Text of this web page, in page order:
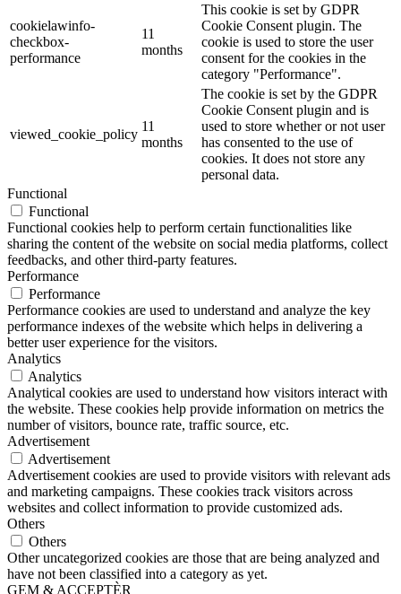
cookielawinfo-
checkbox-
performance
11
months
This cookie is set by GDPR
Cookie Consent plugin. The
cookie is used to store the user
consent for the cookies in the
category "Performance".
viewed_cookie_policy
11
months
The cookie is set by the GDPR
Cookie Consent plugin and is
used to store whether or not user
has consented to the use of
cookies. It does not store any
personal data.
Functional
Functional
Functional cookies help to perform certain functionalities like
sharing the content of the website on social media platforms, collect
feedbacks, and other third-party features.
Performance
Performance
Performance cookies are used to understand and analyze the key
performance indexes of the website which helps in delivering a
better user experience for the visitors.
Analytics
Analytics
Analytical cookies are used to understand how visitors interact with
the website. These cookies help provide information on metrics the
number of visitors, bounce rate, traffic source, etc.
Advertisement
Advertisement
Advertisement cookies are used to provide visitors with relevant ads
and marketing campaigns. These cookies track visitors across
websites and collect information to provide customized ads.
Others
Others
Other uncategorized cookies are those that are being analyzed and
have not been classified into a category as yet.
GEM & ACCEPTÈR